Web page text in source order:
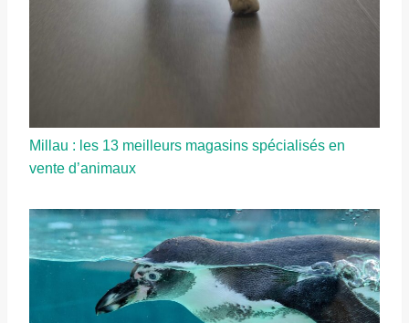
Millau : les 13 meilleurs magasins spécialisés en
vente d’animaux